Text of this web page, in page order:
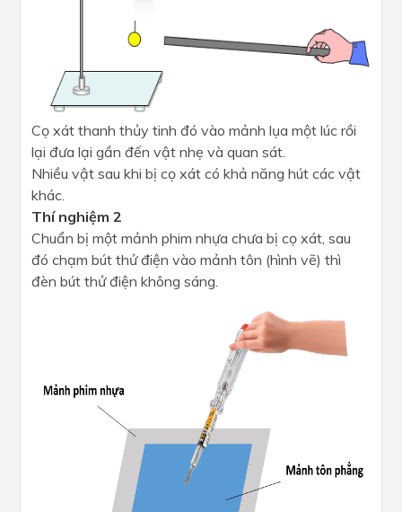
Cọ xát thanh thủy tinh đó vào mảnh lụa một lúc rồi
lại đưa lại gần đến vật nhẹ và quan sát.
Nhiều vật sau khi bị cọ xát có khả năng hút các vật
khác.
Thí nghiệm 2
Chuẩn bị một mảnh phim nhựa chưa bị cọ xát, sau
đó chạm bút thử điện vào mảnh tôn (hình vẽ) thì
đèn bút thử điện không sáng.